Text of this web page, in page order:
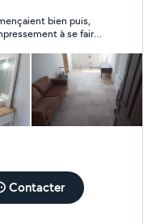
bien puis,
à se faire
Extrêmement déçu !
Contacter